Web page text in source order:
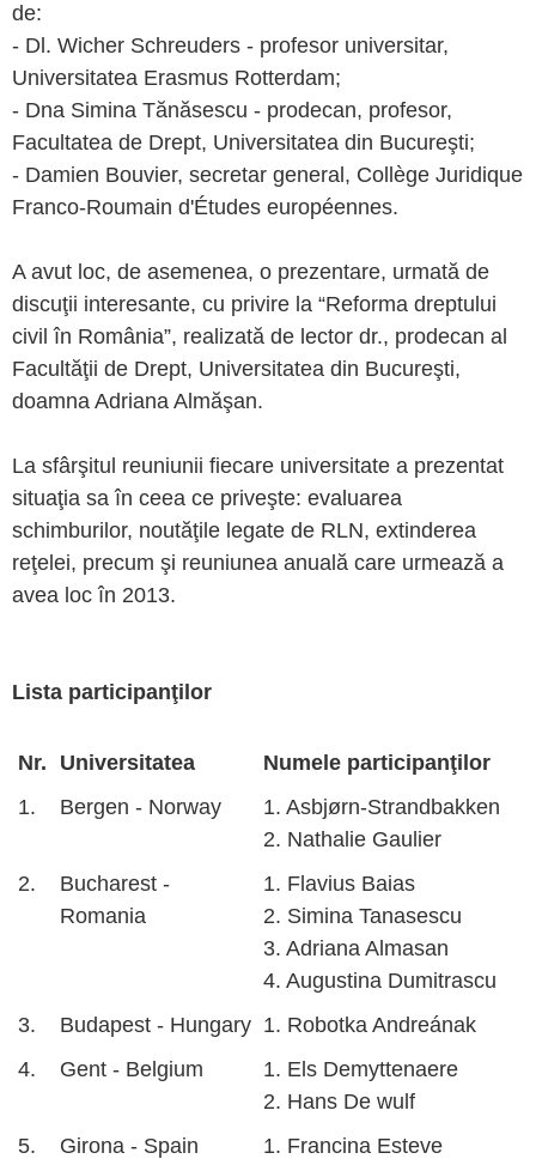
de:
- Dl. Wicher Schreuders - profesor universitar,
Universitatea Erasmus Rotterdam;
- Dna Simina Tănăsescu - prodecan, profesor,
Facultatea de Drept, Universitatea din Bucureşti;
- Damien Bouvier, secretar general, Collège Juridique
Franco-Roumain d'Études européennes.
A avut loc, de asemenea, o prezentare, urmată de
discuţii interesante, cu privire la “Reforma dreptului
civil în România”, realizată de lector dr., prodecan al
Facultăţii de Drept, Universitatea din Bucureşti,
doamna Adriana Almăşan.
La sfârşitul reuniunii fiecare universitate a prezentat
situaţia sa în ceea ce priveşte: evaluarea
schimburilor, noutăţile legate de RLN, extinderea
reţelei, precum şi reuniunea anuală care urmează a
avea loc în 2013.
Lista participanţilor
Nr. Universitatea
Numele participanţilor
1.
Bergen - Norway
1. Asbjørn-Strandbakken
2. Nathalie Gaulier
2.
Bucharest -
Romania
1. Flavius Baias
2. Simina Tanasescu
3. Adriana Almasan
4. Augustina Dumitrascu
3.
Budapest - Hungary 1. Robotka Andreának
4.
Gent - Belgium
1. Els Demyttenaere
2. Hans De wulf
5.
Girona - Spain
1. Francina Esteve